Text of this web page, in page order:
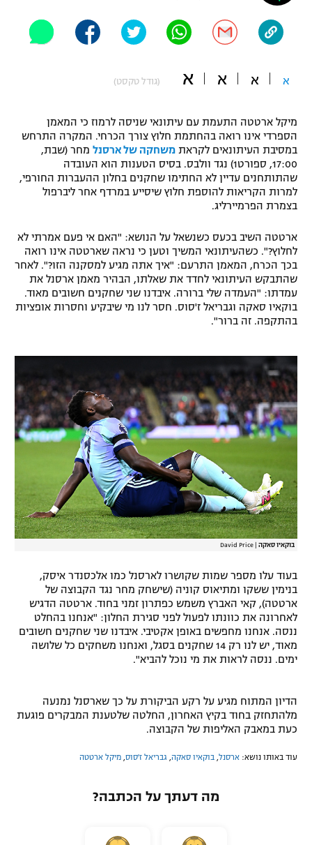
"מחצית בשכונה" – פודקאסט
תקנון עבור פעילות אלקטרה
תקנון עבור פעילות ספורט 1 – "מרלן"
טניס
גיימינג E-Sports
תנאי שימוש
מדיניות פרטיות
תקנון פעילות ספורט 1
הצטרפות לחבילת הערוצים
לוח דרושים – ג'ובנט
תגיות
המגזין
אופניים
פוטבול אמריקאי NFL
בייסבול MLB
ספורט אתגרי ואקסטרים
גיימינג E-Sports
א א א א (גודל טקסט)
מיקל ארטטה התעמת עם עיתונאי שניסה לרמוז כי המאמן
הספרדי אינו רואה בהחתמת חלוץ צורך הכרחי. המקרה התרחש
במסיבת העיתונאים לקראת משחקה של ארסנל מחר (שבת,
17:00, ספורט1) נגד וולבס. בסיס הטענות הוא העובדה
שהתותחנים עדיין לא החתימו שחקנים בחלון ההעברות החורפי,
למרות הקריאות להוספת חלוץ שיסייע במרדף אחר ליברפול
בצמרת הפרמיירליג.
ארטטה השיב בכעס כשנשאל על הנושא: "האם אי פעם אמרתי לא
לחלוץ?". כשהעיתונאי המשיך וטען כי נראה שארטטה אינו רואה
בכך הכרח, המאמן התרעם: "איך אתה מגיע למסקנה הזו?". לאחר
שהתבקש העיתונאי לחדד את שאלתו, הבהיר מאמן ארסנל את
עמדתו: "העמדה שלי ברורה. איבדנו שני שחקנים חשובים מאוד.
בוקאיו סאקה וגבריאל ז'סוס. חסר לנו מי שיבקיע וחסרות אופציות
בהתקפה. זה ברור".
בוקאיו סאקה David Price
בעוד עלו מספר שמות שקושרו לארסנל כמו אלכסנדר איסק,
בנימין ששקו ומתיאוס קוניה (שישחק מחר נגד הקבוצה של
ארטטה), קאי האברץ משמש כפתרון זמני בחוד. ארטטה הדגיש
לאחרונה את כוונתו לפעול לפני סגירת החלון: "אנחנו בהחלט
ננסה. אנחנו מחפשים באופן אקטיבי. איבדנו שני שחקנים חשובים
מאוד, יש לנו רק 14 שחקנים בסגל, ואנחנו משחקים כל שלושה
ימים. ננסה לראות את מי נוכל להביא".
הדיון המתוח מגיע על רקע הביקורת על כך שארסנל נמנעה
מלהתחזק בחוד בקיץ האחרון, החלטה שלטענת המבקרים פוגעת
כעת במאבק האליפות של הקבוצה.
עוד באותו נושא: ארסנל בוקאיו סאקה גבריאל ז'סוס מיקל ארטטה
מה דעתך על הכתבה?